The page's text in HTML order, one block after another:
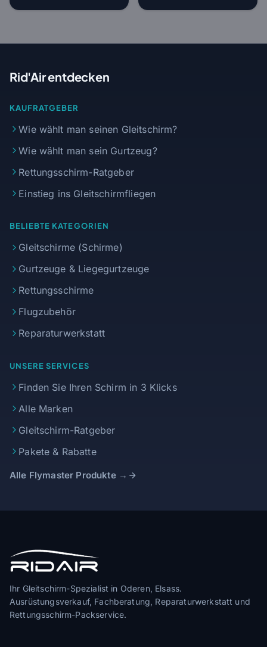
Rid'Air entdecken
KAUFRATGEBER
Wie wählt man seinen Gleitschirm?
Wie wählt man sein Gurtzeug?
Rettungsschirm-Ratgeber
Einstieg ins Gleitschirmfliegen
BELIEBTE KATEGORIEN
Gleitschirme (Schirme)
Gurtzeuge & Liegegurtzeuge
Rettungsschirme
Flugzubehör
Reparaturwerkstatt
UNSERE SERVICES
Finden Sie Ihren Schirm in 3 Klicks
Alle Marken
Gleitschirm-Ratgeber
Pakete & Rabatte
Alle Flymaster Produkte →
Ihr Gleitschirm-Spezialist in Oderen, Elsass.
Ausrüstungsverkauf, Fachberatung, Reparaturwerkstatt und
Rettungsschirm-Packservice.